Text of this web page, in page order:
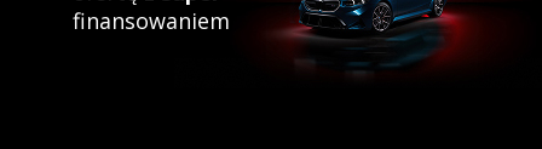
finansowaniem